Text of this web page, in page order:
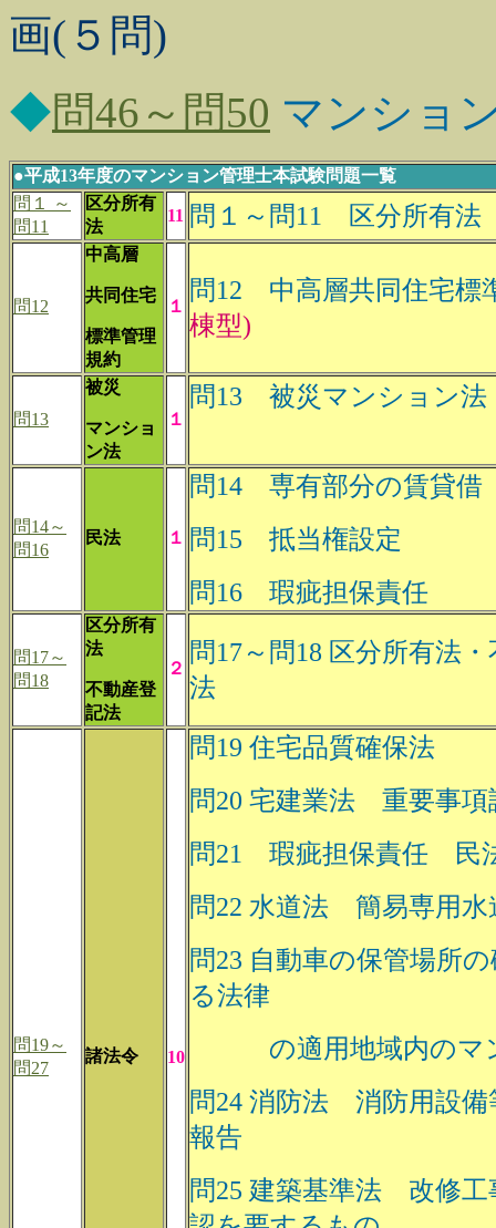
画(５問)
◆問46～問50 マンショ
●平成13年度のマンション管理士本試験問題一覧
問１ ～
問11
区分所有
法
11 問１～問11 区分所有法
問12
中高層
共同住宅
標準管理
規約
１
問12 中高層共同住宅標
棟型)
問13
被災
マンショ
ン法
１
問13 被災マンション法
問14～
問16
民法 １
問14 専有部分の賃貸借
問15 抵当権設定
問16 瑕疵担保責任
問17～
問18
区分所有
法
不動産登
記法
２
問17～問18 区分所有法
法
問19～
問27
諸法令 10
問19 住宅品質確保法
問20 宅建業法 重要事項
問21 瑕疵担保責任 民
問22 水道法 簡易専用水
問23 自動車の保管場所
る法律
の適用地域内のマ
問24 消防法 消防用設備
報告
問25 建築基準法 改修工